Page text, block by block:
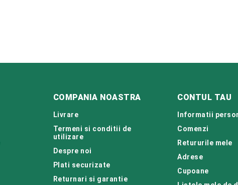
COMPANIA NOASTRA
Livrare
Termeni si conditii de
utilizare
Despre noi
Plati securizate
Returnari si garantie
CONTUL TAU
Informatii
Comenzi
Retururile mele
Adrese
Cupoane